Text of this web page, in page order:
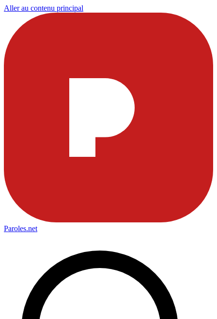
Aller au contenu principal
Paroles.net